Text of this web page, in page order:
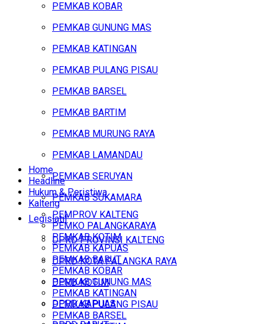
PEMKAB KOBAR
PEMKAB GUNUNG MAS
PEMKAB KATINGAN
PEMKAB PULANG PISAU
PEMKAB BARSEL
PEMKAB BARTIM
PEMKAB MURUNG RAYA
PEMKAB LAMANDAU
PEMKAB SERUYAN
PEMKAB SUKAMARA
Legislatif
DPRD PROVINSI KALTENG
DPRD KOTA PALANGKA RAYA
DPRD KOTIM
DPRD KAPUAS
Home
Headline
Hukum & Peristiwa
Kalteng
PEMPROV KALTENG
PEMKO PALANGKARAYA
PEMKAB KOTIM
PEMKAB KAPUAS
PEMKAB BARUT
PEMKAB KOBAR
PEMKAB GUNUNG MAS
PEMKAB KATINGAN
PEMKAB PULANG PISAU
PEMKAB BARSEL